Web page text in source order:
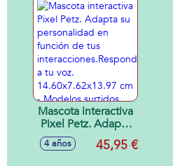
Mascota interactiva
Pixel Petz. Adapta
su personalidad en
función de tus
4 años 45,95 €